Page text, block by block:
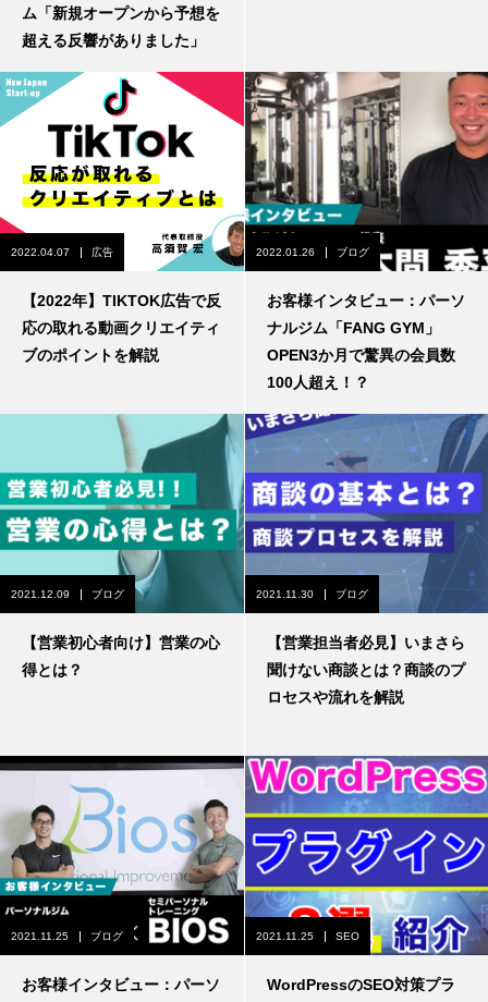
ム「新規オープンから予想を
超える反響がありました」
2022.04.07 広告
【2022年】TIKTOK広告で反
応の取れる動画クリエイティ
ブのポイントを解説
2022.01.26 ブログ
お客様インタビュー：パーソ
ナルジム「FANG GYM」
OPEN3か月で驚異の会員数
100人超え！？
2021.12.09 ブログ
【営業初心者向け】営業の心
得とは？
2021.11.30 ブログ
【営業担当者必見】いまさら
聞けない商談とは？商談のプ
ロセスや流れを解説
2021.11.25 ブログ
お客様インタビュー：パーソ
2021.11.25 SEO
WordPressのSEO対策プラ